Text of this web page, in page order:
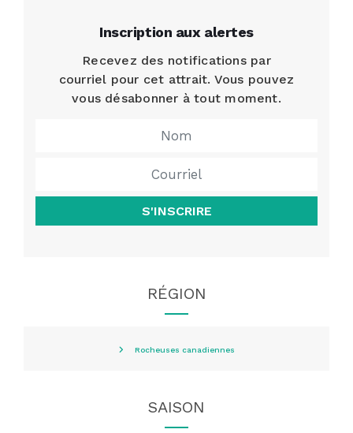
Inscription aux alertes
Recevez des notifications par
courriel pour cet attrait. Vous pouvez
vous désabonner à tout moment.
S'INSCRIRE
RÉGION
Rocheuses canadiennes
SAISON